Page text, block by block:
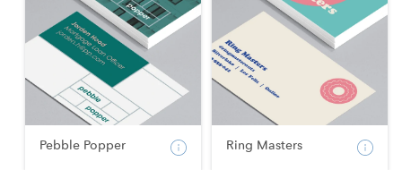
Pebble Popper Ring Masters